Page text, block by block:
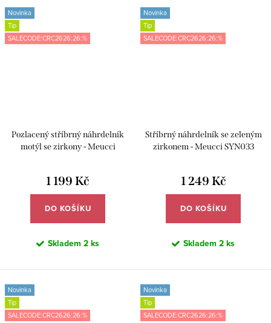
Novinka
Tip
SALECODE:CRC2626:26:%
Pozlacený stříbrný náhrdelník
motýl se zirkony - Meucci
1 199 Kč
DO KOŠÍKU
Skladem 2 ks
Novinka
Tip
SALECODE:CRC2626:26:%
Stříbrný náhrdelník se zeleným
zirkonem - Meucci SYN033
1 249 Kč
DO KOŠÍKU
Skladem 2 ks
Novinka
Tip
SALECODE:CRC2626:26:%
Novinka
Tip
SALECODE:CRC2626:26:%